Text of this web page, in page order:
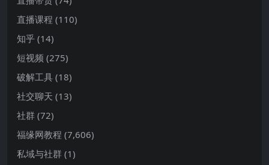
直播课程 (110)
知乎 (14)
短视频 (275)
破解工具 (18)
社交聊天 (13)
社群 (72)
福缘网教程 (7,606)
私域与社群 (1)